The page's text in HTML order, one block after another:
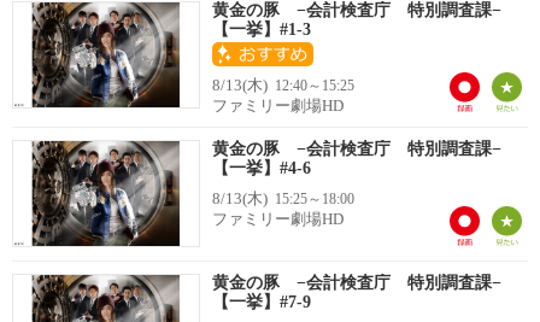
黄金の豚 −会計検査庁 特別調査課−
【一挙】#1-3
8/13(木) 12:40～15:25
ファミリー劇場HD
黄金の豚 −会計検査庁 特別調査課−
【一挙】#4-6
8/13(木) 15:25～18:00
ファミリー劇場HD
黄金の豚 −会計検査庁 特別調査課−
【一挙】#7-9